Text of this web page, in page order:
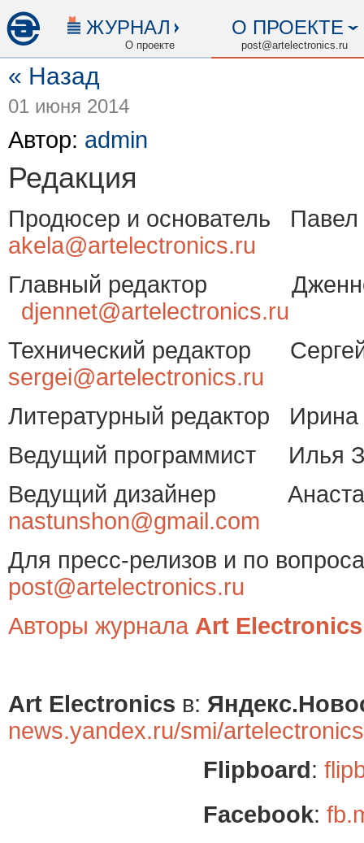
ЖУРНАЛ
О проекте
О ПРОЕКТЕ
post@artelectronics.ru
« Назад
01 июня 2014
Автор: admin
Редакция
Продюсер и основатель
akela@artelectronics.ru
Главный редактор
djennet@artelectronics.ru
Технический редактор
sergei@artelectronics.ru
Литературный редактор
Ведущий программист
Ведущий дизайнер
nastunshon@gmail.com
Для пресс-релизов и по
post@artelectronics.ru
Авторы журнала Art Electronics
Art Electronics в:
news.yandex.ru/smi/artelectronics
Flipboard:
Facebook: